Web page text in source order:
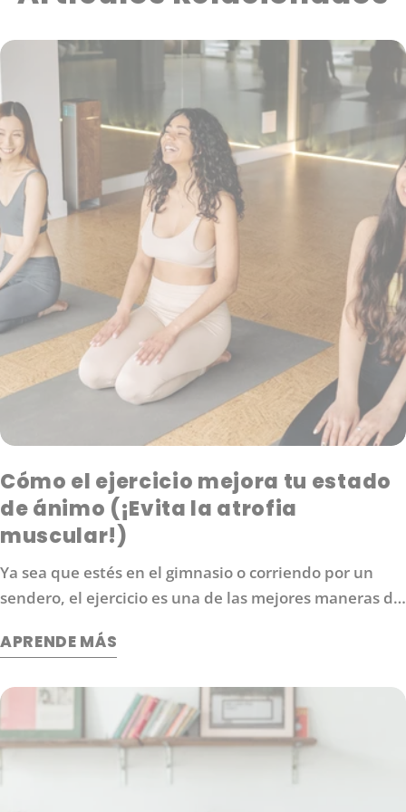
Cómo el ejercicio mejora tu estado
de ánimo (¡Evita la atrofia
muscular!)
Ya sea que estés en el gimnasio o corriendo por un
sendero, el ejercicio es una de las mejores maneras de
ánimo y protegerte contra las enfermedades. También
¿qué hace exactamente el ejercicio por nuestro
cerebro?
APRENDE MÁS